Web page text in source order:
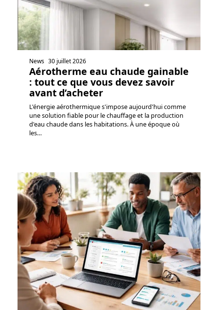
News 30 juillet 2026
Aérotherme eau chaude gainable
: tout ce que vous devez savoir
avant d’acheter
L'énergie aérothermique s'impose aujourd'hui comme
une solution fiable pour le chauffage et la production
d'eau chaude dans les habitations. À une époque où
les…